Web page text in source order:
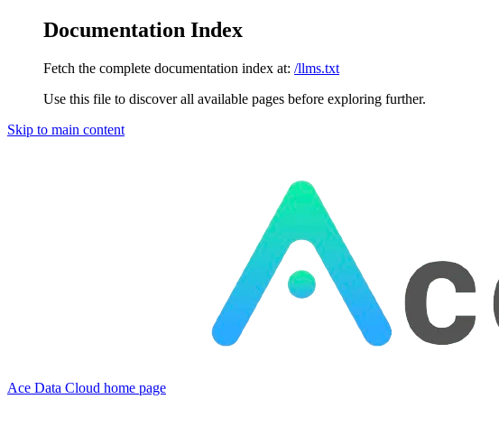
Documentation Index
Fetch the complete documentation index at: /llms.txt
Use this file to discover all available pages before exploring further.
Skip to main content
Ace Data Cloud home page